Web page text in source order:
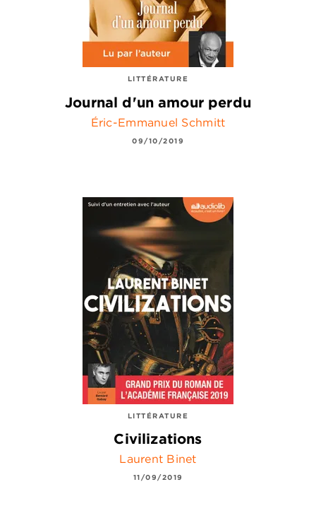
LITTÉRATURE
Journal d'un amour perdu
Éric-Emmanuel Schmitt
09/10/2019
LITTÉRATURE
Civilizations
Laurent Binet
11/09/2019